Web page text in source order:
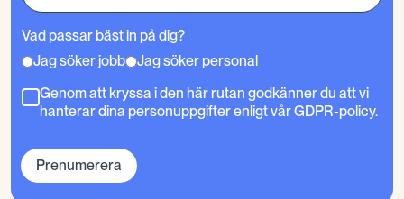
Vad passar bäst in på dig?
Jag söker jobb
Jag söker personal
Genom att kryssa i den här rutan godkänner du att vi
hanterar dina personuppgifter enligt vår GDPR-policy.
Prenumerera